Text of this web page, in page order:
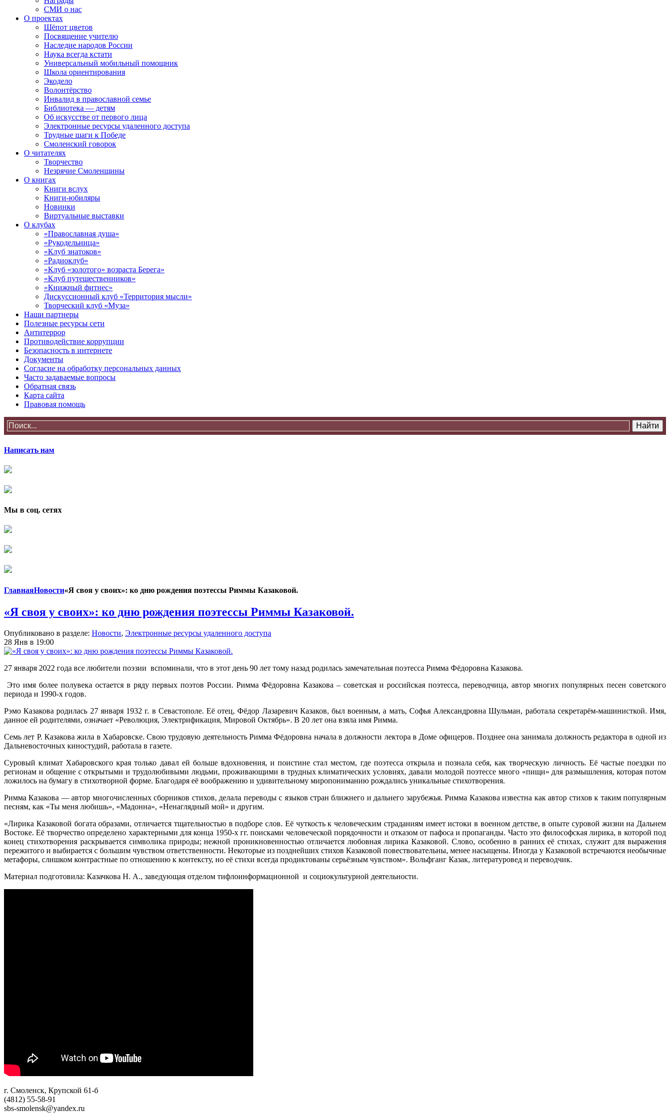
СМИ о нас
О проектах
Шёпот цветов
Посвящение учителю
Наследие народов России
Наука всегда кстати
Универсальный мобильный помощник
Школа ориентирования
Экодело
Волонтёрство
Инвалид в православной семье
Библиотека — детям
Об искусстве от первого лица
Электронные ресурсы удаленного доступа
Трудные шаги к Победе
Смоленский говорок
О читателях
Творчество
Незрячие Смоленщины
О книгах
Книги вслух
Книги-юбиляры
Новинки
Виртуальные выставки
О клубах
«Православная душа»
«Рукодельница»
«Клуб знатоков»
«Радиоклуб»
«Клуб «золотого» возраста Берега»
«Клуб путешественников»
«Книжный фитнес»
Дискуссионный клуб «Территория мысли»
Творческий клуб «Муза»
Наши партнеры
Полезные ресурсы сети
Антитеррор
Противодействие коррупции
Безопасность в интернете
Документы
Согласие на обработку персональных данных
Часто задаваемые вопросы
Обратная связь
Карта сайта
Правовая помощь
Написать нам
Мы в соц. сетях
ГлавнаяНовости«Я своя у своих»: ко дню рождения поэтессы Риммы Казаковой.
«Я своя у своих»: ко дню рождения поэтессы Риммы Казаковой.
Опубликовано в разделе: Новости, Электронные ресурсы удаленного доступа
28 Янв в 19:00
27 января 2022 года все любители поэзии вспоминали, что в этот день 90 лет тому назад родилась замечательная поэтесса Римма Фёдоровна Казакова.
Это имя более полувека остается в ряду первых поэтов России. Римма Фёдоровна Казакова – советская и российская поэтесса, переводчица, автор многих популярных песен советского
периода и 1990-х годов.
Рэмо Казакова родилась 27 января 1932 г. в Севастополе. Её отец, Фёдор Лазаревич Казаков, был военным, а мать, Софья Александровна Шульман, работала секретарём-машинисткой. Имя,
данное ей родителями, означает «Революция, Электрификация, Мировой Октябрь». В 20 лет она взяла имя Римма.
Семь лет Р. Казакова жила в Хабаровске. Свою трудовую деятельность Римма Фёдоровна начала в должности лектора в Доме офицеров. Позднее она занимала должность редактора в одной из
Дальневосточных киностудий, работала в газете.
Суровый климат Хабаровского края только давал ей больше вдохновения, и поистине стал местом, где поэтесса открыла и познала себя, как творческую личность. Её частые поездки по
регионам и общение с открытыми и трудолюбивыми людьми, проживающими в трудных климатических условиях, давали молодой поэтессе много «пищи» для размышления, которая потом
ложилось на бумагу в стихотворной форме. Благодаря её воображению и удивительному миропониманию рождались уникальные стихотворения.
Римма Казакова — автор многочисленных сборников стихов, делала переводы с языков стран ближнего и дальнего зарубежья. Римма Казакова известна как автор стихов к таким популярным
песням, как «Ты меня любишь», «Мадонна», «Ненаглядный мой» и другим.
«Лирика Казаковой богата образами, отличается тщательностью в подборе слов. Её чуткость к человеческим страданиям имеет истоки в военном детстве, в опыте суровой жизни на Дальнем
Востоке. Её творчество определено характерными для конца 1950-х гг. поисками человеческой порядочности и отказом от пафоса и пропаганды. Часто это философская лирика, в которой под
конец стихотворения раскрывается символика природы; нежной проникновенностью отличается любовная лирика Казаковой. Слово, особенно в ранних её стихах, служит для выражения
пережитого и выбирается с большим чувством ответственности. Некоторые из позднейших стихов Казаковой повествовательны, менее насыщены. Иногда у Казаковой встречаются необычные
метафоры, слишком контрастные по отношению к контексту, но её стихи всегда продиктованы серьёзным чувством». Вольфганг Казак, литературовед и переводчик.
Материал подготовила: Казачкова Н. А., заведующая отделом тифлоинформационной и социокультурной деятельности.
г. Смоленск, Крупской 61-б
(4812) 55-58-91
sbs-smolensk@yandex.ru